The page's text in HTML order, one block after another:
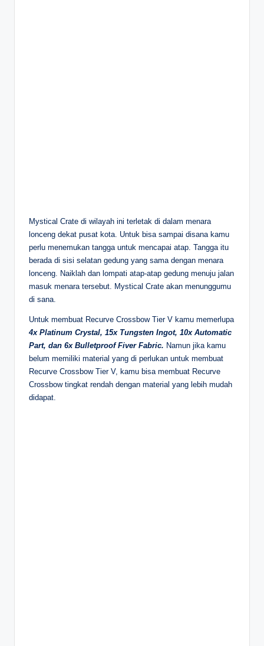
Mystical Crate di wilayah ini terletak di dalam menara
lonceng dekat pusat kota. Untuk bisa sampai disana kamu
perlu menemukan tangga untuk mencapai atap. Tangga itu
berada di sisi selatan gedung yang sama dengan menara
lonceng. Naiklah dan lompati atap-atap gedung menuju jalan
masuk menara tersebut. Mystical Crate akan menunggumu
di sana.
Untuk membuat Recurve Crossbow Tier V kamu memerlupa
4x Platinum Crystal, 15x Tungsten Ingot, 10x Automatic
Part, dan 6x Bulletproof Fiver Fabric. Namun jika kamu
belum memiliki material yang di perlukan untuk membuat
Recurve Crossbow Tier V, kamu bisa membuat Recurve
Crossbow tingkat rendah dengan material yang lebih mudah
didapat.